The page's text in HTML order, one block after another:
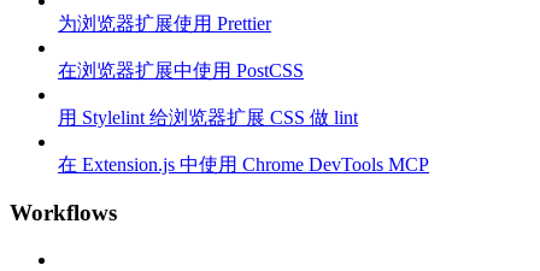
为浏览器扩展使用 Prettier
在浏览器扩展中使用 PostCSS
用 Stylelint 给浏览器扩展 CSS 做 lint
在 Extension.js 中使用 Chrome DevTools MCP
Workflows